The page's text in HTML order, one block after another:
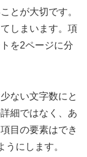
とが大切です。
しまいます。項
を2ページに分
ない文字数にと
細ではなく、あ
目の要素はでき
にします。